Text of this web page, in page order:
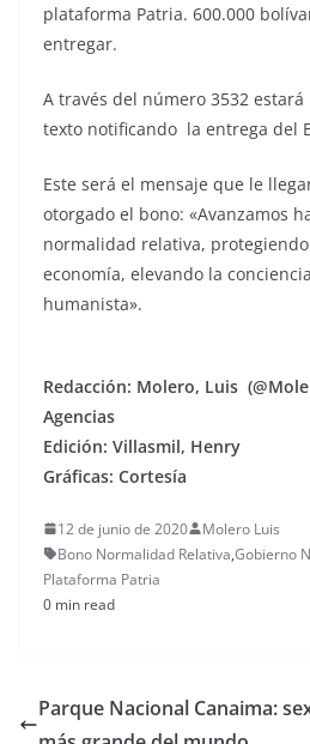
plataforma Patria. 600.000
entregar.
A través del número 3532
texto notificando la entrega del
Este será el mensaje que le
otorgado el bono: «Avanzamos
normalidad relativa,
economía, elevando la
humanista».
Redacción: Molero, Luis
Agencias
Edición: Villasmil, Henry
Gráficas: Cortesía
12 de junio de 2020
Molero Luis
Bono Normalidad Relativa,Gobierno
Plataforma Patria
0 min read
Parque Nacional Canaima: